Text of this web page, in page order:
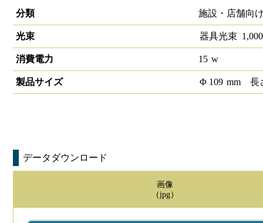
分類
施設・店舗向
光束 器具光束 1,000
消費電力 15 w
製品サイズ Φ 109 mm 長
データダウンロード
画像
（jpg）